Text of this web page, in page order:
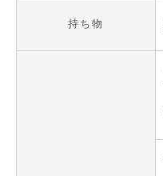
持ち物